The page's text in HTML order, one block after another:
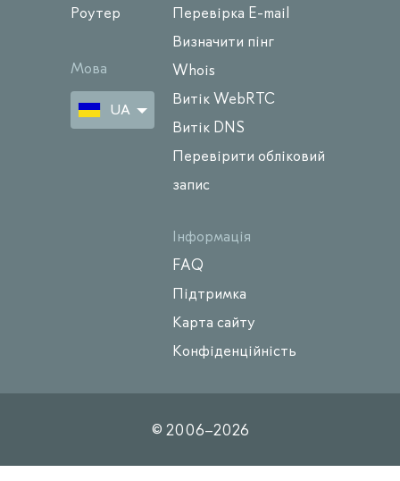
Роутер
Мова
UA
Перевірка E-mail
Визначити пінг
Whois
Витік WebRTC
Витік DNS
Перевірити обліковий
запис
Інформація
FAQ
Підтримка
Карта сайту
Конфіденційність
© 2006–2026